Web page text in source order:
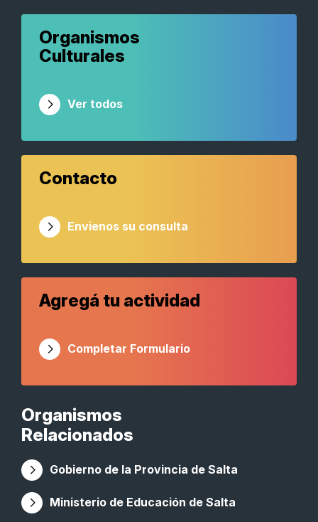
Organismos
Relacionados
Gobierno de la Provincia de Salta
Ministerio de Educación de Salta
Organismos
Culturales
Ver todos
Contacto
Envienos su consulta
Agregá tu actividad
Completar Formulario